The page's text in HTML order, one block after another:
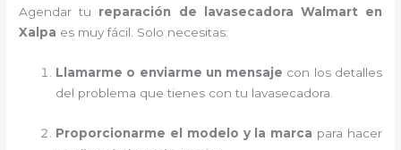
Agendar tu reparación de lavasecadora Walmart en
Xalpa es muy fácil. Solo necesitas:
Llamarme o enviarme un mensaje con los detalles
del problema que tienes con tu lavasecadora.
Proporcionarme el modelo y la marca para hacer